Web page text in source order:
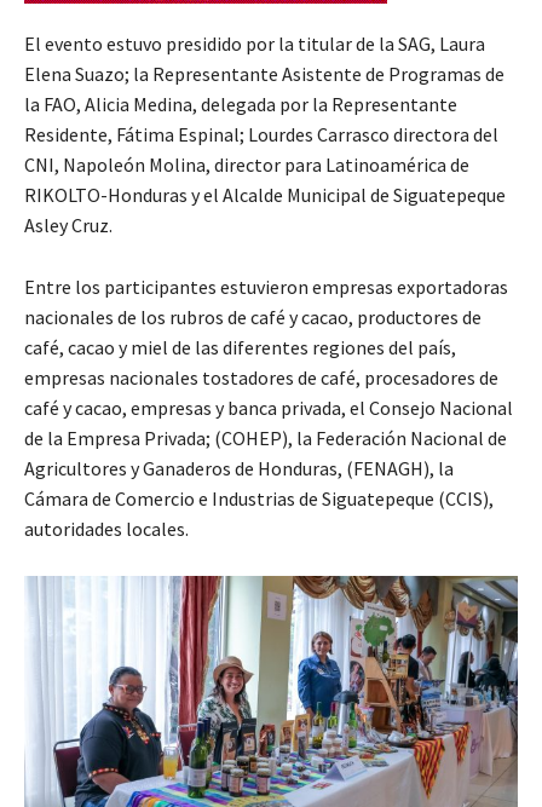
El evento estuvo presidido por la titular de la SAG, Laura
Elena Suazo; la Representante Asistente de Programas de
la FAO, Alicia Medina, delegada por la Representante
Residente, Fátima Espinal; Lourdes Carrasco directora del
CNI, Napoleón Molina, director para Latinoamérica de
RIKOLTO-Honduras y el Alcalde Municipal de Siguatepeque
Asley Cruz.
Entre los participantes estuvieron empresas exportadoras
nacionales de los rubros de café y cacao, productores de
café, cacao y miel de las diferentes regiones del país,
empresas nacionales tostadores de café, procesadores de
café y cacao, empresas y banca privada, el Consejo Nacional
de la Empresa Privada; (COHEP), la Federación Nacional de
Agricultores y Ganaderos de Honduras, (FENAGH), la
Cámara de Comercio e Industrias de Siguatepeque (CCIS),
autoridades locales.